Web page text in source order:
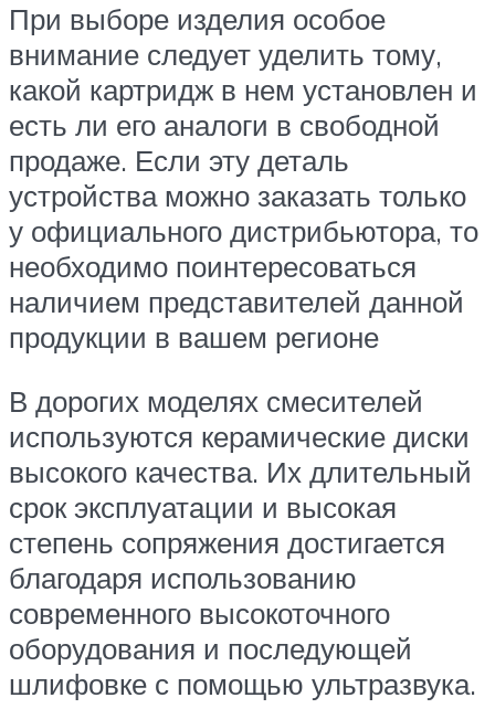
При выборе изделия особое
внимание следует уделить тому,
какой картридж в нем установлен и
есть ли его аналоги в свободной
продаже. Если эту деталь
устройства можно заказать только
у официального дистрибьютора, то
необходимо поинтересоваться
наличием представителей данной
продукции в вашем регионе
В дорогих моделях смесителей
используются керамические диски
высокого качества. Их длительный
срок эксплуатации и высокая
степень сопряжения достигается
благодаря использованию
современного высокоточного
оборудования и последующей
шлифовке с помощью ультразвука.